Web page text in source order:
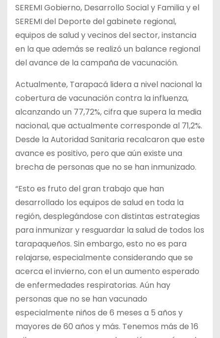
SEREMI Gobierno, Desarrollo Social y Familia y el
SEREMI del Deporte del gabinete regional,
equipos de salud y vecinos del sector, instancia
en la que además se realizó un balance regional
del avance de la campaña de vacunación.
Actualmente, Tarapacá lidera a nivel nacional la
cobertura de vacunación contra la influenza,
alcanzando un 77,72%, cifra que supera la media
nacional, que actualmente corresponde al 71,2%.
Desde la Autoridad Sanitaria recalcaron que este
avance es positivo, pero que aún existe una
brecha de personas que no se han inmunizado.
“Esto es fruto del gran trabajo que han
desarrollado los equipos de salud en toda la
región, desplegándose con distintas estrategias
para inmunizar y resguardar la salud de todos los
tarapaqueños. Sin embargo, esto no es para
relajarse, especialmente considerando que se
acerca el invierno, con el un aumento esperado
de enfermedades respiratorias. Aún hay
personas que no se han vacunado
especialmente niños de 6 meses a 5 años y
mayores de 60 años y más. Tenemos más de 16